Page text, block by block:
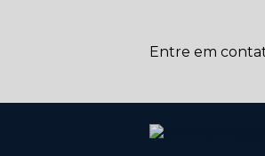
Entre em